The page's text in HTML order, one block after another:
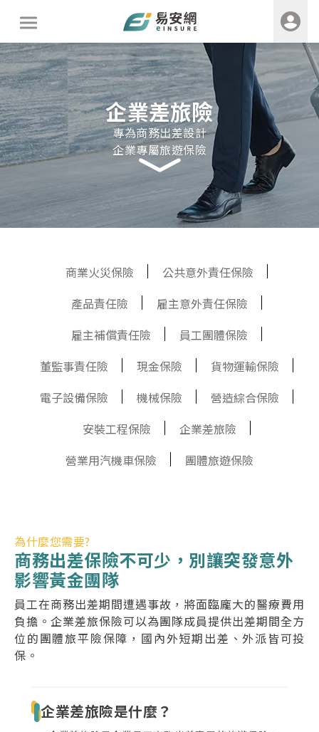
企業差旅險
專為商務出差設計
企業專屬旅遊保險
商業火災保險
公共意外責任保險
產品責任險
雇主意外責任保險
雇主補償責任險
員工團體保險
董監事責任險
現金保險
貨物運輸保險
電子設備保險
機械保險
營造綜合保險
安裝工程保險
企業差旅險
營業用汽機車保險
團體旅遊保險
為什麼您需要?
商務出差保險不可少，別讓突發意外
影響黃金團隊
員工在商務出差期間遭遇事故，將面臨龐大的醫療費用
負擔。企業差旅保險可以為團隊成員提供出差期間全方
位的團體旅平險保障，國內外短期出差、外派皆可投
保。
企業差旅險是什麼？